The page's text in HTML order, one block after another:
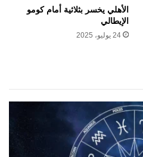
الأهلي يخسر بثلاثية أمام كومو
الإيطالي
24 يوليو، 2025